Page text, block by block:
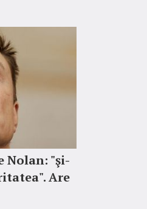
Nolan: "şi-
Are